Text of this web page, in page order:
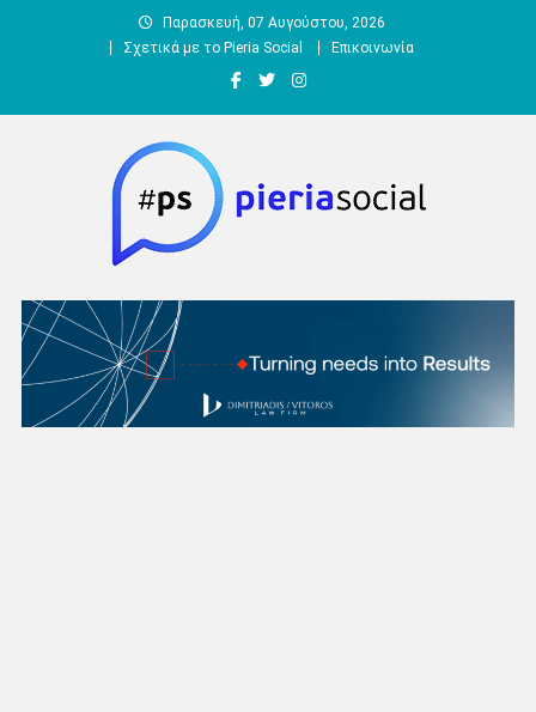
Παρασκευή, 07 Αυγούστου, 2026
Σχετικά με το Pieria Social
Επικοινωνία
Pieria Social